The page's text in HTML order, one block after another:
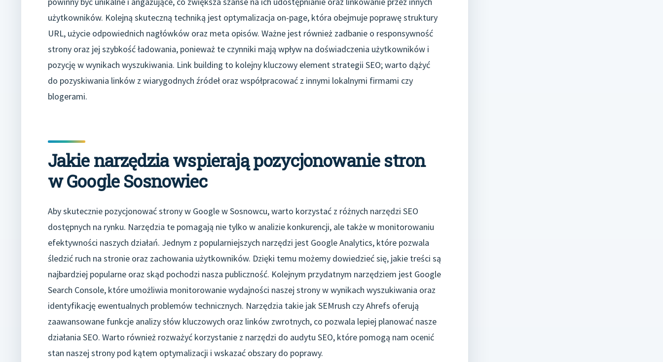
użytkowników. Kolejną skuteczną techniką jest optymalizacja on-page, która obejmuje poprawę struktury
URL, użycie odpowiednich nagłówków oraz meta opisów. Ważne jest również zadbanie o responsywność
strony oraz jej szybkość ładowania, ponieważ te czynniki mają wpływ na doświadczenia użytkowników i
pozycję w wynikach wyszukiwania. Link building to kolejny kluczowy element strategii SEO; warto dążyć
do pozyskiwania linków z wiarygodnych źródeł oraz współpracować z innymi lokalnymi firmami czy
blogerami.
Jakie narzędzia wspierają pozycjonowanie stron
w Google Sosnowiec
Aby skutecznie pozycjonować strony w Google w Sosnowcu, warto korzystać z różnych narzędzi SEO
dostępnych na rynku. Narzędzia te pomagają nie tylko w analizie konkurencji, ale także w monitorowaniu
efektywności naszych działań. Jednym z popularniejszych narzędzi jest Google Analytics, które pozwala
śledzić ruch na stronie oraz zachowania użytkowników. Dzięki temu możemy dowiedzieć się, jakie treści są
najbardziej popularne oraz skąd pochodzi nasza publiczność. Kolejnym przydatnym narzędziem jest Google
Search Console, które umożliwia monitorowanie wydajności naszej strony w wynikach wyszukiwania oraz
identyfikację ewentualnych problemów technicznych. Narzędzia takie jak SEMrush czy Ahrefs oferują
zaawansowane funkcje analizy słów kluczowych oraz linków zwrotnych, co pozwala lepiej planować nasze
działania SEO. Warto również rozważyć korzystanie z narzędzi do audytu SEO, które pomogą nam ocenić
stan naszej strony pod kątem optymalizacji i wskazać obszary do poprawy.